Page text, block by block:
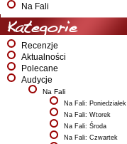
Na Fali
Kategorie
Recenzje
Aktualności
Polecane
Audycje
Na Fali
Na Fali: Poniedziałek
Na Fali: Wtorek
Na Fali: Środa
Na Fali: Czwartek